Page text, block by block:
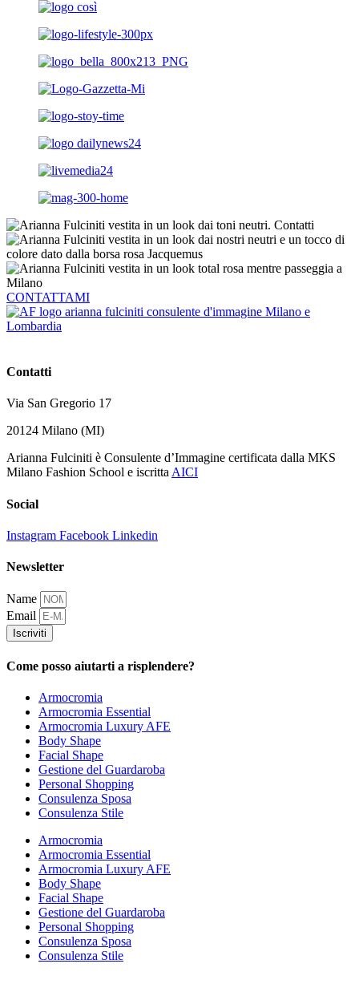
CONTATTAMI
Contatti
Via San Gregorio 17
20124 Milano (MI)
Arianna Fulciniti è Consulente d’Immagine certificata dalla MKS
Milano Fashion School e iscrittaAICI
Social
Instagram Facebook Linkedin
Newsletter
Name
Email
Iscriviti
Come posso aiutarti a risplendere?
Armocromia
Armocromia Essential
Armocromia Luxury AFE
Body Shape
Facial Shape
Gestione del Guardaroba
Personal Shopping
Consulenza Sposa
Consulenza Stile
Armocromia
Armocromia Essential
Armocromia Luxury AFE
Body Shape
Facial Shape
Gestione del Guardaroba
Personal Shopping
Consulenza Sposa
Consulenza Stile